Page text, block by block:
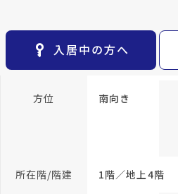
検索条件
閲覧履歴
マイホームを考え始めたら
key_vertical 入居中の方へ
方位 南向き
所在階/階建 1階／地上4階